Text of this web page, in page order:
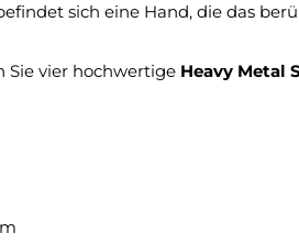
sich eine Hand, die das
Sie vier hochwertige Heavy Metal